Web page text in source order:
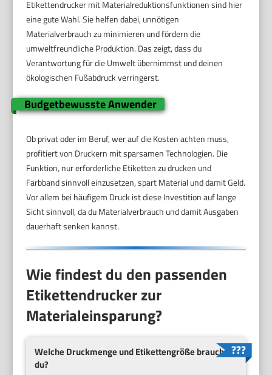
Etikettendrucker mit Materialreduktionsfunktionen sind hier
eine gute Wahl. Sie helfen dabei, unnötigen
Materialverbrauch zu minimieren und fördern die
umweltfreundliche Produktion. Das zeigt, dass du
Verantwortung für die Umwelt übernimmst und deinen
ökologischen Fußabdruck verringerst.
Budgetbewusste Anwender
Ob privat oder im Beruf, wer auf die Kosten achten muss,
profitiert von Druckern mit sparsamen Technologien. Die
Funktion, nur erforderliche Etiketten zu drucken und
Farbband sinnvoll einzusetzen, spart Material und damit Geld.
Vor allem bei häufigem Druck ist diese Investition auf lange
Sicht sinnvoll, da du Materialverbrauch und damit Ausgaben
dauerhaft senken kannst.
Wie findest du den passenden
Etikettendrucker zur
Materialeinsparung?
Welche Druckmenge und Etikettengröße brauchst
du?